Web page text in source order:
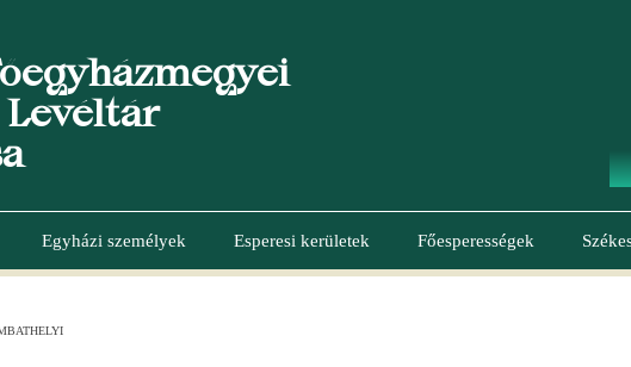
Egyházi személyek Esperesi kerületek Főesperességek